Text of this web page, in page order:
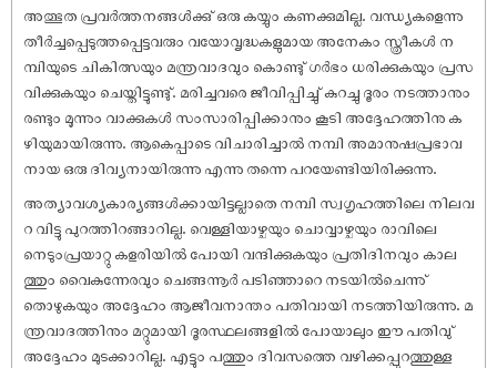
അത്ഭുത പ്രവർത്തനങ്ങൾക്കു് ഒരു കയ്യും കണക്കുമില്ല. വന്ധ്യകളെന്നു
തീർച്ചപ്പെടുത്തപ്പെട്ടവരും വയോവൃദ്ധകളുമായ അനേകം സ്ത്രീകൾ ന
മ്പിയുടെ ചികിത്സയും മന്ത്രവാദവും കൊണ്ടു് ഗർഭം ധരിക്കുകയും പ്രസ
വിക്കുകയും ചെയ്തിട്ടുണ്ടു്. മരിച്ചവരെ ജീവിപ്പിച്ചു് കുറച്ചു ദൂരം നടത്താനും
രണ്ടും മൂന്നും വാക്കുകൾ സംസാരിപ്പിക്കാനും കൂടി അദ്ദേഹത്തിനു ക
ഴിയുമായിരുന്നു. ആകെപ്പാടെ വിചാരിച്ചാൽ നമ്പി അമാനു‌ഷപ്രഭാവ
നായ ഒരു ദിവ്യനായിരുന്നു എന്നു തന്നെ പറയേണ്ടിയിരിക്കുന്നു.
അത്യാവശ്യകാര്യങ്ങൾക്കായിട്ടല്ലാതെ നമ്പി സ്വഗൃഹത്തിലെ നിലവ
റ വിട്ടു പുറത്തിറങ്ങാറില്ല. വെള്ളിയാഴ്ചയും ചൊവ്വാഴ്ചയും രാവിലെ
നെടുംപ്രയാറ്റു കളരിയിൽ പോയി വന്ദിക്കുകയും പ്രതിദിനവും കാല
ത്തും വൈകുന്നേരവും ചെങ്ങന്നൂർ പടിഞ്ഞാറെ നടയിൽചെന്നു്
തൊഴുകയും അദ്ദേഹം ആജീവനാന്തം പതിവായി നടത്തിയിരുന്നു. മ
ന്ത്രവാദത്തിനും മറ്റുമായി ദൂരസ്ഥലങ്ങളിൽ പോയാലും ഈ പതിവു്
അദ്ദേഹം മുടക്കാറില്ല. എട്ടും പത്തും ദിവസത്തെ വഴിക്കപ്പുറത്തുള്ള